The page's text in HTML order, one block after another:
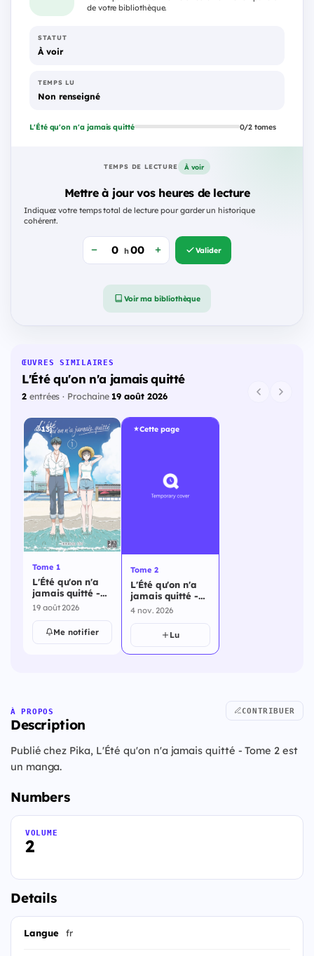
de votre bibliothèque.
STATUT
À voir
TEMPS LU
Non renseigné
L'Été qu'on n'a jamais quitté 0/2 tomes
TEMPS DE LECTURE À voir
Mettre à jour vos heures de lecture
Indiquez votre temps total de lecture pour garder un historique
cohérent.
h Valider
Voir ma bibliothèque
ŒUVRES SIMILAIRES
L'Été qu'on n'a jamais quitté
2entrées · Prochaine 19 août 2026
13j
Tome 1
L'Été qu'on n'a
jamais quitté -
Tome 1
19 août 2026
Me notifier
Cette page
Tome 2
L'Été qu'on n'a
jamais quitté -
Tome 2
4 nov. 2026
Lu
À PROPOS
Description
CONTRIBUER
Publié chez Pika, L'Été qu'on n'a jamais quitté - Tome 2 est
un manga.
Numbers
2
VOLUME
Details
Langue fr